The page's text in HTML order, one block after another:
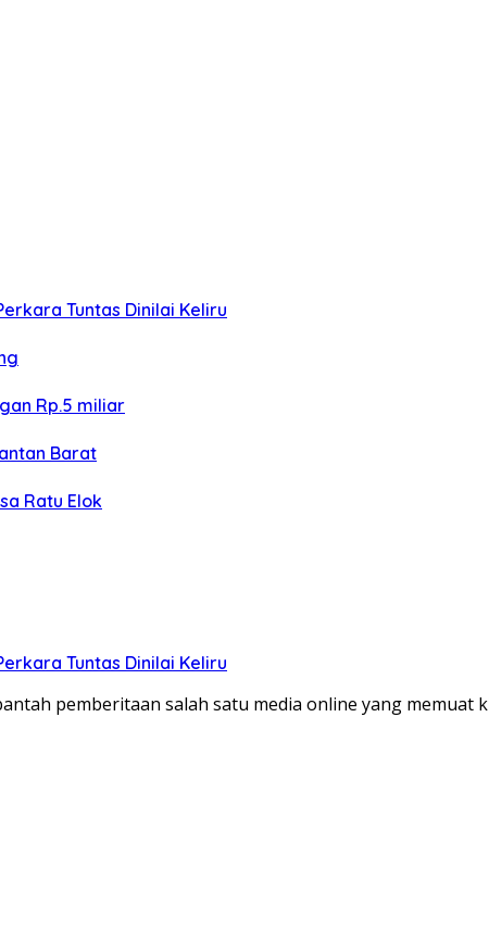
Tuntas Dinilai Keliru
Rp.5 miliar
Barat
Ratu Elok
Tuntas Dinilai Keliru
pemberitaan salah satu media online yang memuat